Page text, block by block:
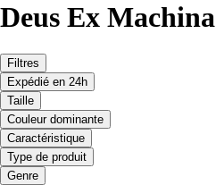
Deus Ex Machina
Filtres
Expédié en 24h
Taille
Couleur dominante
Caractéristique
Type de produit
Genre